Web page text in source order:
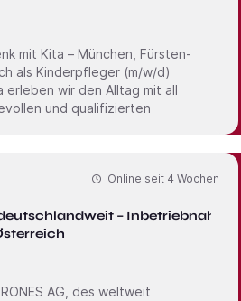
und qualifizierten
– Inbetriebnahme
Online seit 4 Wochen
AG, des weltweit